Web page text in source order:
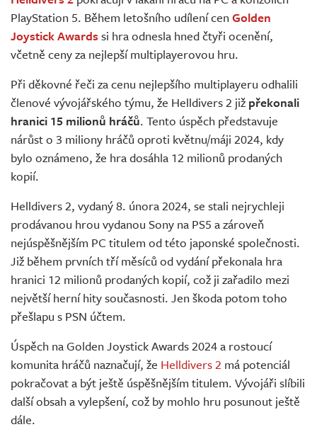
Živě
PlayStation 5. Během letošního udílení cen Golden
Joystick Awards si hra odnesla hned čtyři ocenění,
včetně ceny za nejlepší multiplayerovou hru.
Při děkovné řeči za cenu nejlepšího multiplayeru odhalili
členové vývojářského týmu, že Helldivers 2 již překonali
hranici 15 milionů hráčů. Tento úspěch představuje
nárůst o 3 miliony hráčů oproti květnu/máji 2024, kdy
bylo oznámeno, že hra dosáhla 12 milionů prodaných
kopií.
Helldivers 2, vydaný 8. února 2024, se stali nejrychleji
prodávanou hrou vydanou Sony na PS5 a zároveň
nejúspěšnějším PC titulem od této japonské společnosti.
Již během prvních tří měsíců od vydání překonala hra
hranici 12 milionů prodaných kopií, což ji zařadilo mezi
největší herní hity současnosti. Jen škoda potom toho
přešlapu s PSN účtem.
Úspěch na Golden Joystick Awards 2024 a rostoucí
komunita hráčů naznačují, že Helldivers 2 má potenciál
pokračovat a být ještě úspěšnějším titulem. Vývojáři slíbili
další obsah a vylepšení, což by mohlo hru posunout ještě
dále.